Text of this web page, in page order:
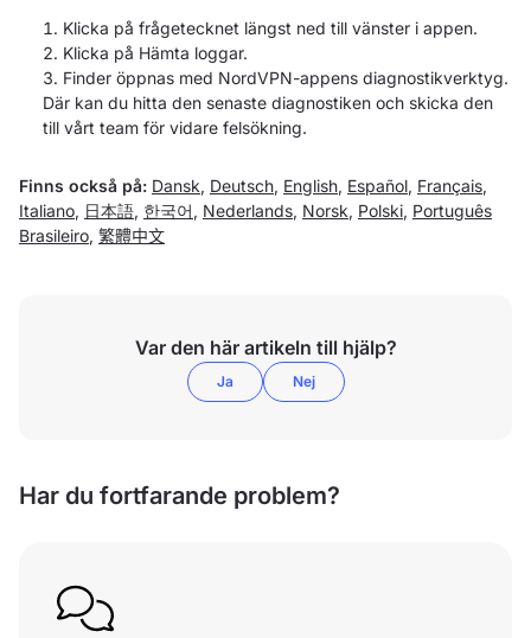
Klicka på frågetecknet längst ned till vänster i appen.
Klicka på Hämta loggar.
Finder öppnas med NordVPN-appens diagnostikverktyg.
Där kan du hitta den senaste diagnostiken och skicka den
till vårt team för vidare felsökning.
Finns också på: Dansk, Deutsch, English, Español, Français,
Italiano, 日本語, 한국어 , Nederlands, Norsk, Polski, Português
Brasileiro, 繁體中文
Var den här artikeln till hjälp?
Ja Nej
Har du fortfarande problem?